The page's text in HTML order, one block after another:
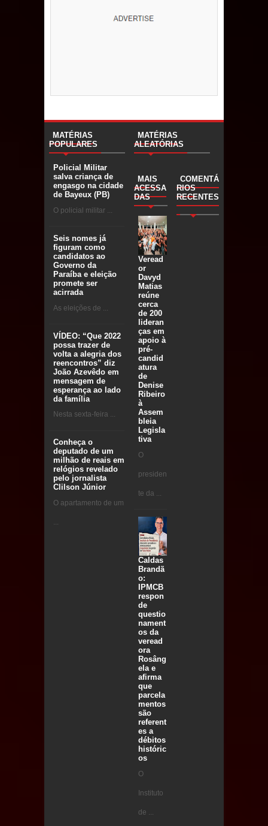
MATÉRIAS
POPULARES
Policial Militar
salva criança de
engasgo na cidade
de Bayeux (PB)
O policial militar ...
Seis nomes já
figuram como
candidatos ao
Governo da
Paraíba e eleição
promete ser
acirrada
As eleições de ...
VÍDEO: “Que 2022
possa trazer de
volta a alegria dos
reencontros” diz
João Azevêdo em
mensagem de
esperança ao lado
da família
Nesta sexta-feira ...
Conheça o
deputado de um
milhão de reais em
relógios revelado
pelo jornalista
Clilson Júnior
O apartamento de um
...
MATÉRIAS
ALEATÓRIAS
MAIS
ACESSA
DAS
Veread
or
Davyd
Matias
reúne
cerca
de 200
lideran
ças em
apoio à
pré-
candid
atura
de
Denise
Ribeiro
à
Assem
bleia
Legisla
tiva
O
presiden
te da ...
Caldas
Brandã
o:
IPMCB
respon
de
questio
nament
os da
veread
ora
Rosâng
ela e
afirma
que
parcela
mentos
são
referent
es a
débitos
históric
os
O
Instituto
de ...
COMENTÁ
RIOS
RECENTES